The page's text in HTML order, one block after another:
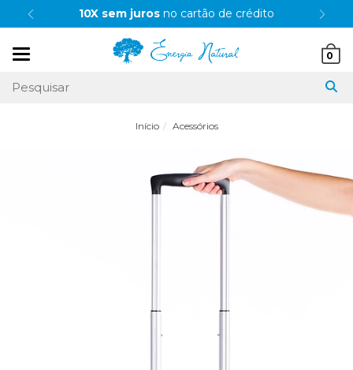
10X sem juros no cartão de crédito
0
Início Acessórios